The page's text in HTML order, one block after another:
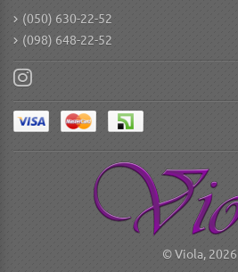
(050) 630-22-52
(098) 648-22-52
© Viola, 2026